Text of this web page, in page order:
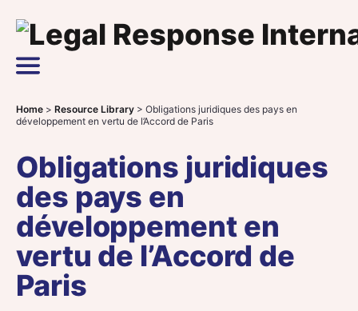
Main Navigation
Home > Resource Library > Obligations juridiques des pays en
développement en vertu de l’Accord de Paris
Obligations juridiques
des pays en
développement en
vertu de l’Accord de
Paris